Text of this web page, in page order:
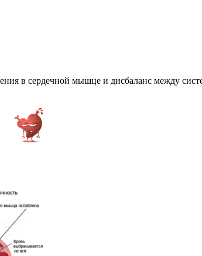
в сердечной мышце и дисбаланс между